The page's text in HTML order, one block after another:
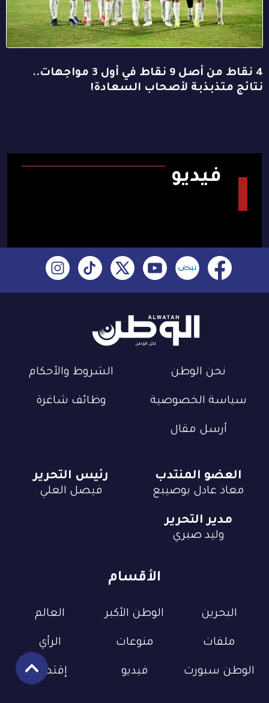
4 نقاط من أصل 9 نقاط في أول 3 مواجهات..
نتائج متذبذبة لأصحاب السعادة!
فيديو
نحن الوطن الشروط والأحكام
سياسة الخصوصية وظائف شاغرة
أرسل مقال
الأقسام
البحرين الوطن الأكبر العالم
ملفات منوعات الرأي
الوطن سبورت فيديو إقتصاد
العضو المنتدب
معاذ عادل بوصيبع
رئيس التحرير
فيصل العلي
مدير التحرير
وليد صبري